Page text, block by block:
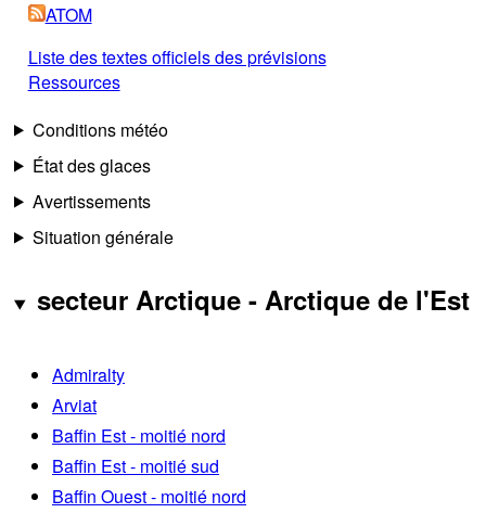
ATOM
Liste des textes officiels des prévisions
Ressources
Conditions météo
État des glaces
Avertissements
Situation générale
secteur Arctique - Arctique de l'Est
Admiralty
Arviat
Baffin Est - moitié nord
Baffin Est - moitié sud
Baffin Ouest - moitié nord